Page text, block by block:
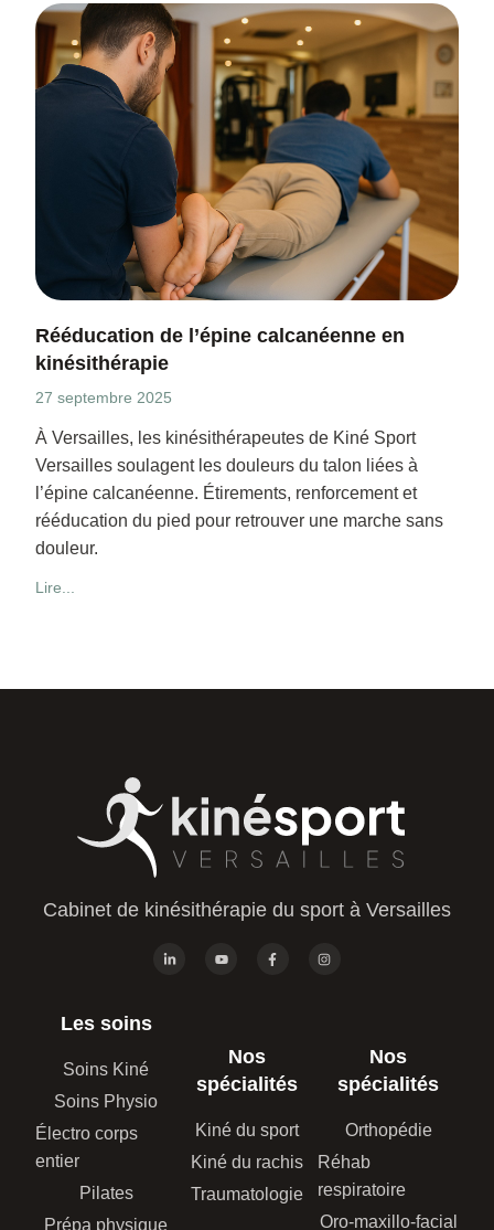
Rééducation de l’épine calcanéenne en
kinésithérapie
27 septembre 2025
À Versailles, les kinésithérapeutes de Kiné Sport
Versailles soulagent les douleurs du talon liées à
l’épine calcanéenne. Étirements, renforcement et
rééducation du pied pour retrouver une marche sans
douleur.
Lire...
Cabinet de kinésithérapie du sport à Versailles
Les soins
Soins Kiné
Soins Physio
Électro corps
entier
Pilates
Prépa physique
Nos
spécialités
Kiné du sport
Kiné du rachis
Traumatologie
Nos
spécialités
Orthopédie
Réhab
respiratoire
Oro-maxillo-facial